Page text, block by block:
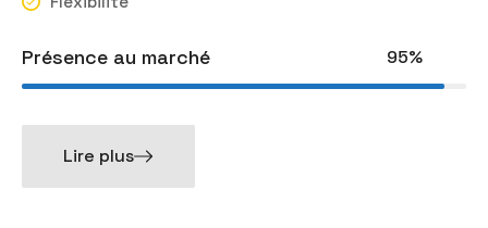
Présence au marché 95%
Lire plus